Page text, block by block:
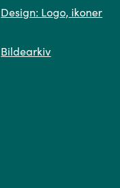
Design: Logo, ikoner
Bildearkiv